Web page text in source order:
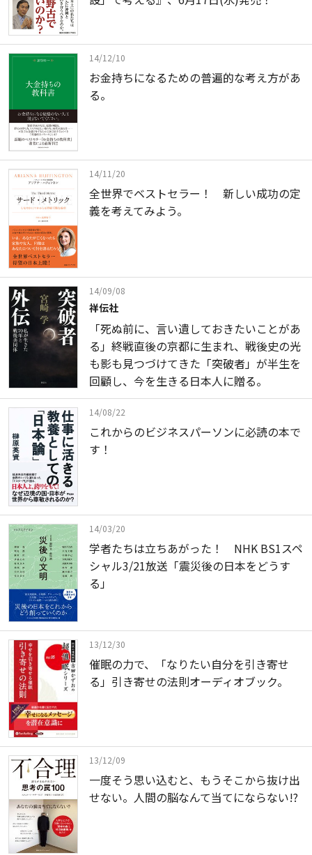
14/12/10
お金持ちになるための普遍的な考え方があ
る。
14/11/20
全世界でベストセラー！ 新しい成功の定
義を考えてみよう。
14/09/08
祥伝社
「死ぬ前に、言い遺しておきたいことがあ
る」終戦直後の京都に生まれ、戦後史の光
も影も見つづけてきた「突破者」が半生を
回顧し、今を生きる日本人に贈る。
14/08/22
これからのビジネスパーソンに必読の本で
す！
14/03/20
学者たちは立ちあがった！ NHK BS1スペ
シャル3/21放送「震災後の日本をどうす
る」
13/12/30
催眠の力で、「なりたい自分を引き寄せ
る」引き寄せの法則オーディオブック。
13/12/09
一度そう思い込むと、もうそこから抜け出
せない。人間の脳なんて当てにならない!?